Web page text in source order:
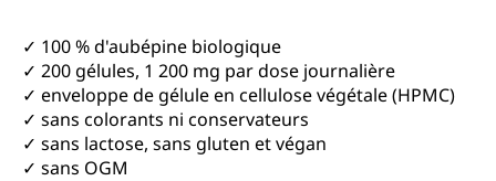
✓ 100 % d'aubépine biologique
✓ 200 gélules, 1 200 mg par dose journalière
✓ enveloppe de gélule en cellulose végétale (HPMC)
✓ sans colorants ni conservateurs
✓ sans lactose, sans gluten et végan
✓ sans OGM